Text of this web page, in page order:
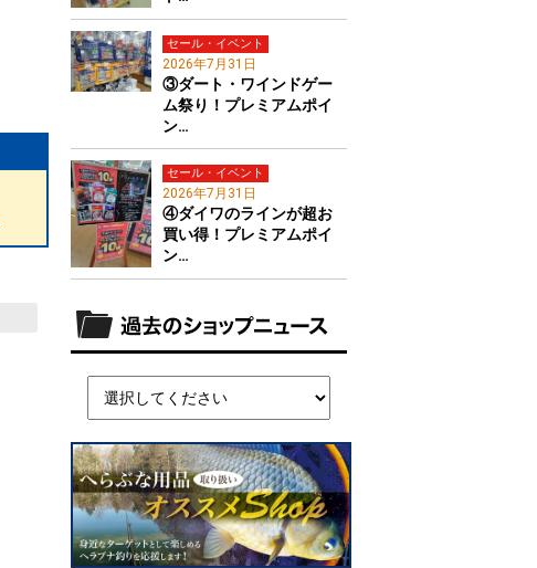
セール・イベント
2026年7月31日
③ダート・ワインドゲー
ム祭り！プレミアムポイ
ン…
セール・イベント
2026年7月31日
④ダイワのラインが超お
買い得！プレミアムポイ
ン…